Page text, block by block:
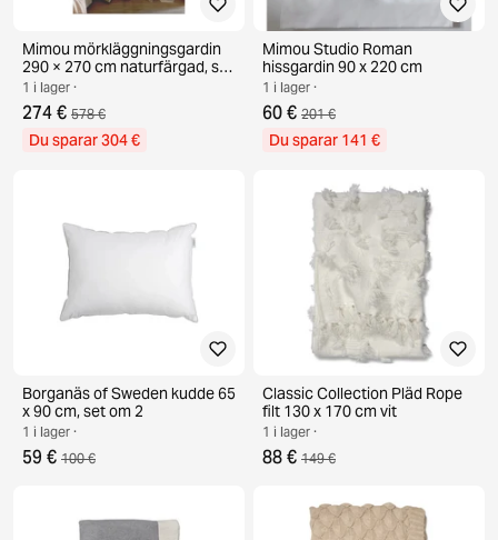
Mimou mörkläggningsgardin
290 × 270 cm naturfärgad, set
om 2
1 i lager ·
274 € 578 €
Du sparar 304 €
Mimou Studio Roman
hissgardin 90 x 220 cm
1 i lager ·
60 € 201 €
Du sparar 141 €
Borganäs of Sweden kudde 65
x 90 cm, set om 2
1 i lager ·
59 € 100 €
Classic Collection Pläd Rope
filt 130 x 170 cm vit
1 i lager ·
88 € 149 €